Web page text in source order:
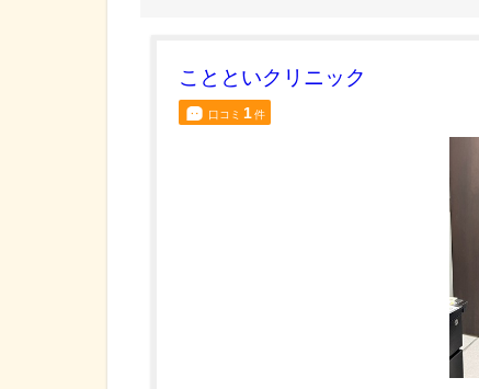
ことといクリニック
口コミ 1件